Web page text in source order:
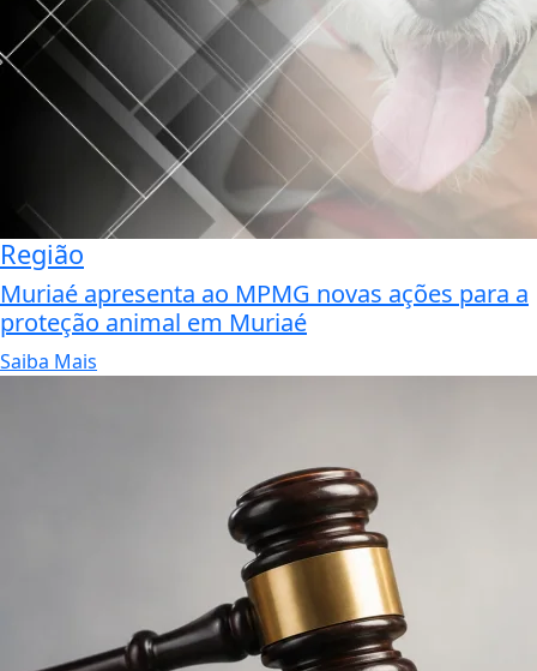
Região
Muriaé apresenta ao MPMG novas ações para a
proteção animal em Muriaé
Saiba Mais